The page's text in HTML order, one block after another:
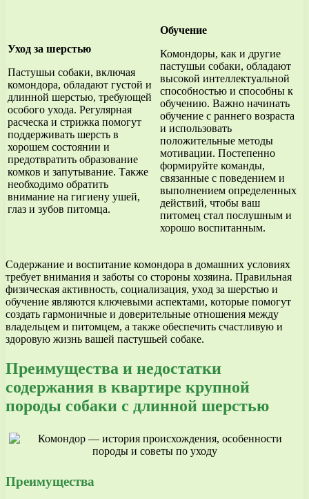
Уход за шерстью
Пастушьи собаки, включая
комондора, обладают густой и
длинной шерстью, требующей
особого ухода. Регулярная
расческа и стрижка помогут
поддерживать шерсть в
хорошем состоянии и
предотвратить образование
комков и запутывание. Также
необходимо обратить
внимание на гигиену ушей,
глаз и зубов питомца.
Обучение
Комондоры, как и другие
пастушьи собаки, обладают
высокой интеллектуальной
способностью и способны к
обучению. Важно начинать
обучение с раннего возраста
и использовать
положительные методы
мотивации. Постепенно
формируйте команды,
связанные с поведением и
выполнением определенных
действий, чтобы ваш
питомец стал послушным и
хорошо воспитанным.
Содержание и воспитание комондора в домашних условиях
требует внимания и заботы со стороны хозяина. Правильная
физическая активность, социализация, уход за шерстью и
обучение являются ключевыми аспектами, которые помогут
создать гармоничные и доверительные отношения между
владельцем и питомцем, а также обеспечить счастливую и
здоровую жизнь вашей пастушьей собаке.
Преимущества и недостатки
содержания в квартире крупной
породы собаки с длинной шерстью
Преимущества